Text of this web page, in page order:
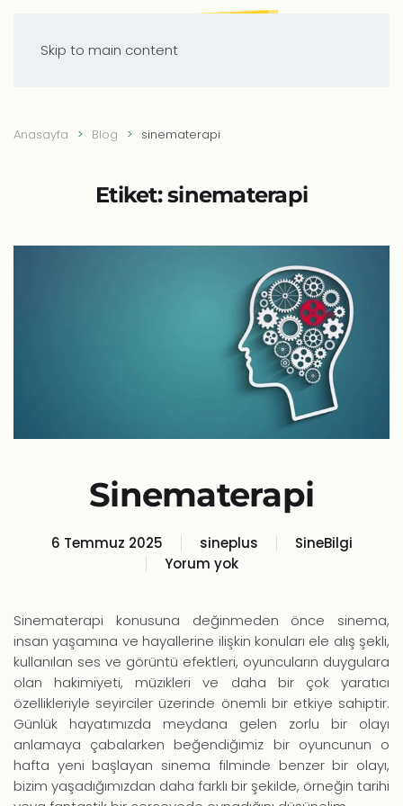
Skip to main content
Anasayfa Blog sinematerapi
Etiket:sinematerapi
Sinematerapi
6 Temmuz 2025 sineplus
SineBilgi
Yorum yok
Sinematerapi
Sinematerapi konusuna değinmeden önce sinema,
insan yaşamına ve hayallerine ilişkin konuları ele alış şekli,
kullanılan ses ve görüntü efektleri, oyuncuların duygulara
olan hakimiyeti, müzikleri ve daha bir çok yaratıcı
özellikleriyle seyirciler üzerinde önemli bir etkiye sahiptir.
Günlük hayatımızda meydana gelen zorlu bir olayı
anlamaya çabalarken beğendiğimiz bir oyuncunun o
hafta yeni başlayan sinema filminde benzer bir olayı,
bizim yaşadığımızdan daha farklı bir şekilde, örneğin tarihi